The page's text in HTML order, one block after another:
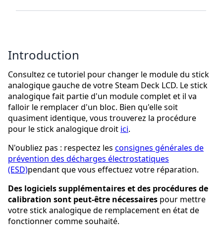
Introduction
Consultez ce tutoriel pour changer le module du stick
analogique gauche de votre Steam Deck LCD. Le stick
analogique fait partie d'un module complet et il va
falloir le remplacer d'un bloc. Bien qu'elle soit
quasiment identique, vous trouverez la procédure
pour le stick analogique droit ici.
N'oubliez pas : respectez les consignes générales de
prévention des décharges électrostatiques
(ESD)pendant que vous effectuez votre réparation.
Des logiciels supplémentaires et des procédures de
calibration sont peut-être nécessaires pour mettre
votre stick analogique de remplacement en état de
fonctionner comme souhaité.